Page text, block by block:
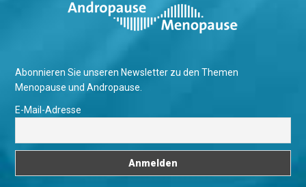
Abonnieren Sie unseren Newsletter zu den Themen
Menopause und Andropause.
E-Mail-Adresse